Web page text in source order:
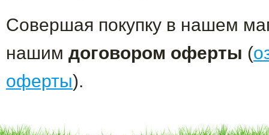
Совершая покупку в нашем
нашим договором оферты (
оферты).